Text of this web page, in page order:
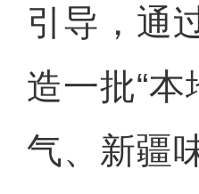
引导，通
造一批“
气、新疆